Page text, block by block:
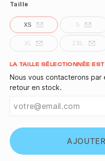
Taille
XS S
XL 2XL
Quantité
LA TAILLE SÉLECTIONNÉE
Nous vous contacterons par
retour en stock.